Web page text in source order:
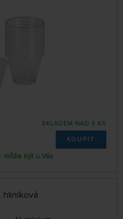
SKLADEM NAD 5 KS
KOUPIT
může být u Vás
hliníková